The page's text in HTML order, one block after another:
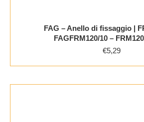
FAG – Anello di fissaggio |
FAGFRM120/10 –
€5,29